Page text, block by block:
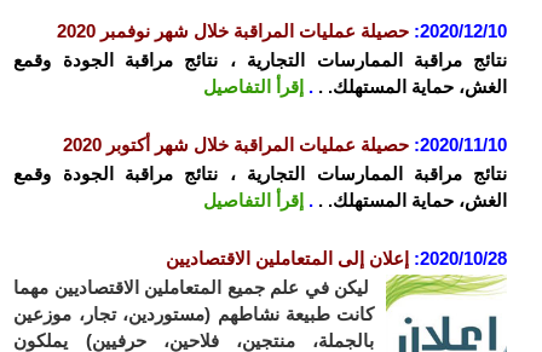
2020/12/10
: حصيلة عمليات المراقبة خلال شهر نوفمبر 2020
نتائج مراقبة الممارسات التجارية ، نتائج مراقبة الجودة وقمع
الغش، حماية المستهلك. . . إقرأ التفاصيل
2020/11/10
: حصيلة عمليات المراقبة خلال شهر أكتوبر 2020
نتائج مراقبة الممارسات التجارية ، نتائج مراقبة الجودة وقمع
الغش، حماية المستهلك. . . إقرأ التفاصيل
2020/10/28
: إعلان إلى المتعاملين الاقتصاديين
ليكن في علم جميع المتعاملين الاقتصاديين مهما
كانت طبيعة نشاطهم (مستوردين، تجار، موزعين
بالجملة، منتجين، فلاحين، حرفيين) يملكون